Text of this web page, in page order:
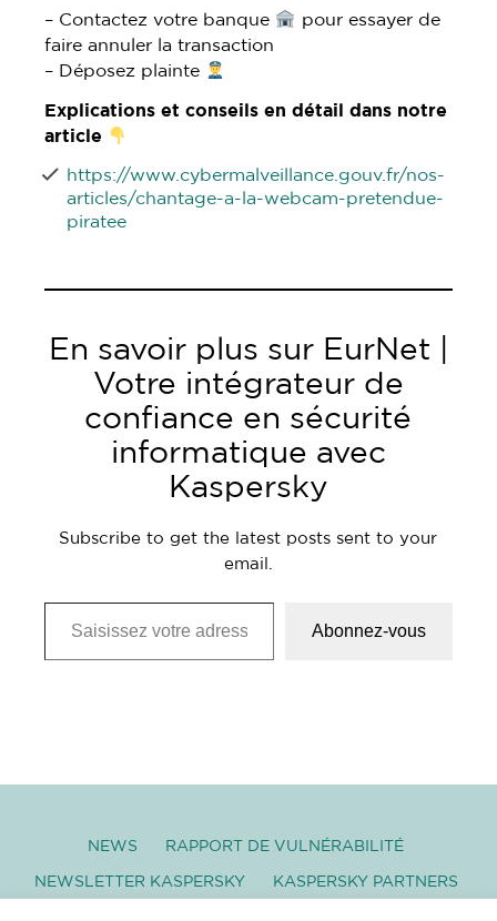
– Contactez votre banque
pour essayer de
faire annuler la transaction
– Déposez plainte
Explications et conseils en détail dans notre
article
https://www.cybermalveillance.gouv.fr/nos-
articles/chantage-a-la-webcam-pretendue-
piratee
En savoir plus sur EurNet |
Votre intégrateur de
confiance en sécurité
informatique avec
Kaspersky
Subscribe to get the latest posts sent to your
email.
Saisissez votre adresse e-mail…
Abonnez-vous
NEWS RAPPORT DE VULNÉRABILITÉ
NEWSLETTER KASPERSKY KASPERSKY PARTNERS